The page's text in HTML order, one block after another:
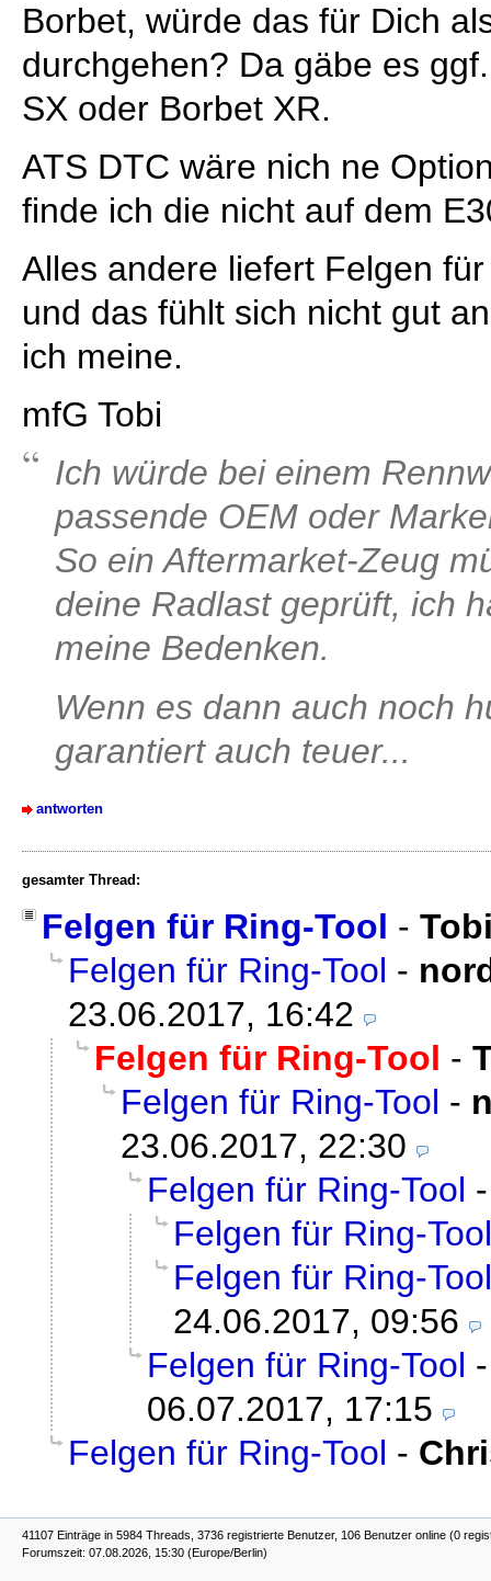
Borbet, würde das für Dich
durchgehen? Da gäbe es
SX oder Borbet XR.
ATS DTC wäre nich ne
finde ich die nicht auf dem
Alles andere liefert Felgen
und das fühlt sich nicht gut
ich meine.
mfG Tobi
Ich würde bei einem
passende OEM oder
So ein Aftermarket-Zeug
deine Radlast geprüft, ich
meine Bedenken.
Wenn es dann auch noch
garantiert auch teuer...
antworten
gesamter Thread:
Felgen für Ring-Tool -
Felgen für Ring-Tool -
23.06.2017, 16:42
Felgen für Ring-Tool -
Felgen für Ring-Tool -
23.06.2017, 22:30
Felgen für Ring-Tool
Felgen für Ring-Tool
Felgen für Ring-Tool
24.06.2017, 09:56
Felgen für Ring-Tool
06.07.2017, 17:15
Felgen für Ring-Tool -
41107 Einträge in 5984 Threads, 3736 registrierte Benutzer, 106 Benutzer online (0
Forumszeit: 07.08.2026, 15:30 (Europe/Berlin)